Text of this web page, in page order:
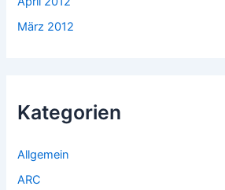
März 2012
Kategorien
Allgemein
ARC